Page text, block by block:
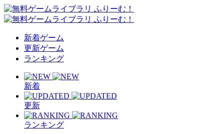
新着ゲーム
更新ゲーム
ランキング
新着
更新
ランキング